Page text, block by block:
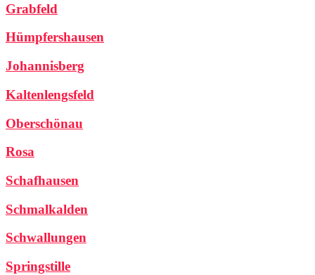
Grabfeld
Hümpfershausen
Johannisberg
Kaltenlengsfeld
Oberschönau
Rosa
Schafhausen
Schmalkalden
Schwallungen
Springstille